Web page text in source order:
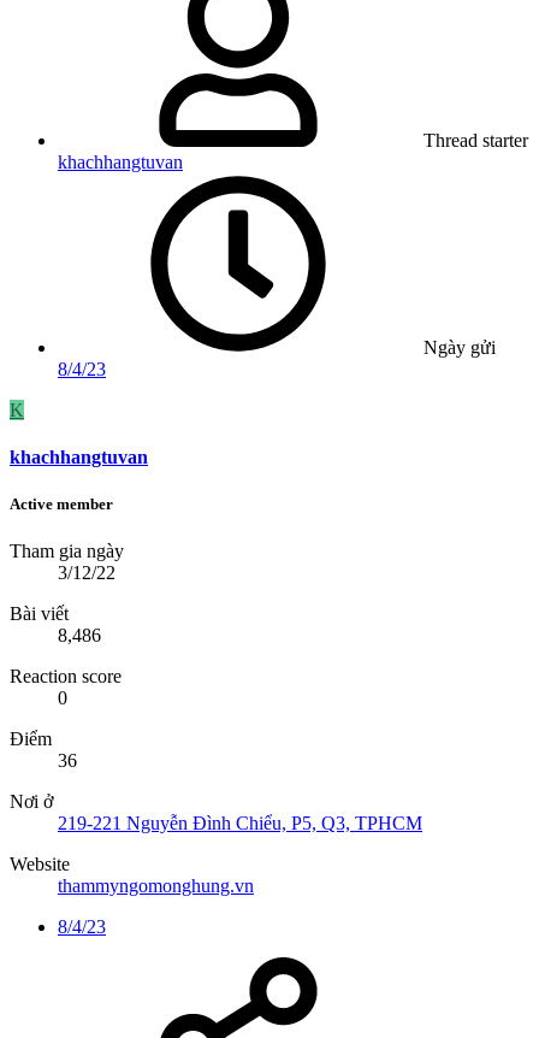
Thread starter
khachhangtuvan
Ngày gửi
8/4/23
K
khachhangtuvan
Active member
Tham gia ngày
3/12/22
Bài viết
8,486
Reaction score
0
Điểm
36
Nơi ở
219-221 Nguyễn Đình Chiểu, P5, Q3, TPHCM
Website
thammyngomonghung.vn
8/4/23